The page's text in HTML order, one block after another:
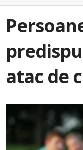
atac de